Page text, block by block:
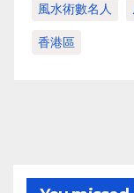
風水術數名人
香港區